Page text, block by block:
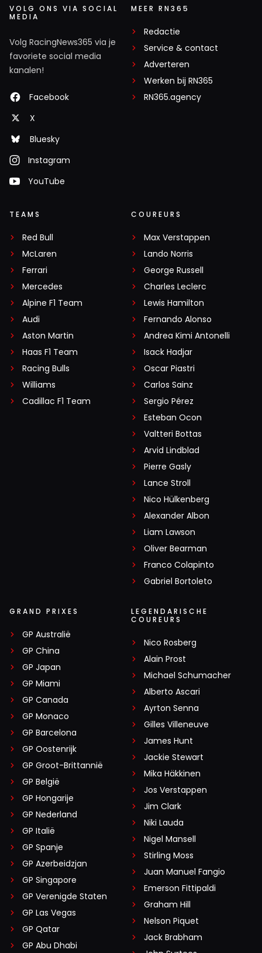
VOLG ONS VIA SOCIAL
MEDIA
Volg RacingNews365 via je
favoriete social media
kanalen!
Facebook
X
Bluesky
Instagram
YouTube
MEER RN365
Redactie
Service & contact
Adverteren
Werken bij RN365
RN365.agency
TEAMS
Red Bull
McLaren
Ferrari
Mercedes
Alpine F1 Team
Audi
Aston Martin
Haas F1 Team
Racing Bulls
Williams
Cadillac F1 Team
COUREURS
Max Verstappen
Lando Norris
George Russell
Charles Leclerc
Lewis Hamilton
Fernando Alonso
Andrea Kimi Antonelli
Isack Hadjar
Oscar Piastri
Carlos Sainz
Sergio Pérez
Esteban Ocon
Valtteri Bottas
Arvid Lindblad
Pierre Gasly
Lance Stroll
Nico Hülkenberg
Alexander Albon
Liam Lawson
Oliver Bearman
Franco Colapinto
Gabriel Bortoleto
GRAND PRIXES
GP Australië
GP China
GP Japan
GP Miami
GP Canada
GP Monaco
GP Barcelona
GP Oostenrijk
GP Groot-Brittannië
GP België
GP Hongarije
GP Nederland
GP Italië
GP Spanje
GP Azerbeidzjan
GP Singapore
GP Verenigde Staten
GP Las Vegas
GP Qatar
GP Abu Dhabi
LEGENDARISCHE
COUREURS
Nico Rosberg
Alain Prost
Michael Schumacher
Alberto Ascari
Ayrton Senna
Gilles Villeneuve
James Hunt
Jackie Stewart
Mika Häkkinen
Jos Verstappen
Jim Clark
Niki Lauda
Nigel Mansell
Stirling Moss
Juan Manuel Fangio
Emerson Fittipaldi
Graham Hill
Nelson Piquet
Jack Brabham